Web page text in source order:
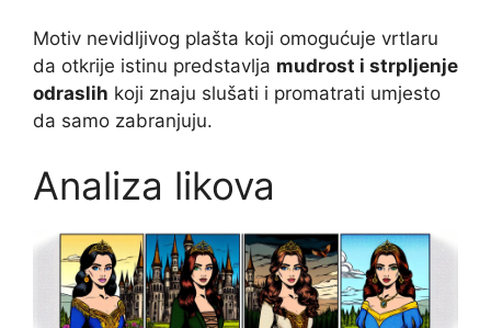
Motiv nevidljivog plašta koji omogućuje vrtlaru
da otkrije istinu predstavlja mudrost i strpljenje
odraslih koji znaju slušati i promatrati umjesto
da samo zabranjuju.
Analiza likova